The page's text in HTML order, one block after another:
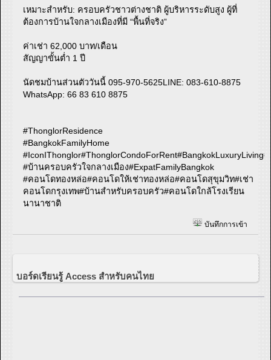
เหมาะสำหรับ: ครอบครัวชาวต่างชาติ ผู้บริหารระดับสูง ผู้ที่
ต้องการบ้านใจกลางเมืองที่มี “พื้นที่จริง”
ค่าเช่า 62,000 บาท/เดือน
สัญญาขั้นต่ำ 1 ปี
นัดชมบ้านส่วนตัววันนี้ 095-970-5625LINE: 083-610-8875
WhatsApp: 66 83 610 8875
#ThonglorResidence
#BangkokFamilyHome
#บ้านครอบครัวใจกลางเมือง#ExpatFamilyBangkok
#คอนโดทองหล่อ#คอนโดให้เช่าทองหล่อ#คอนโดสุขุมวิท#เช่า
คอนโดกรุงเทพ#บ้านสำหรับครอบครัว#คอนโดใกล้โรงเรียน
นานาชาติ
บันทึกการเข้า
บอร์ดเรียนรู้ Access สำหรับคนไทย